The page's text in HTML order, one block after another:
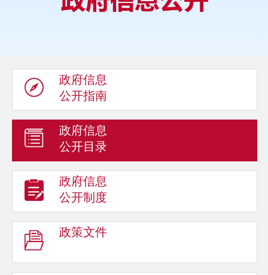
政府信息
公开指南
政府信息
公开目录
政府信息
公开制度
政策文件